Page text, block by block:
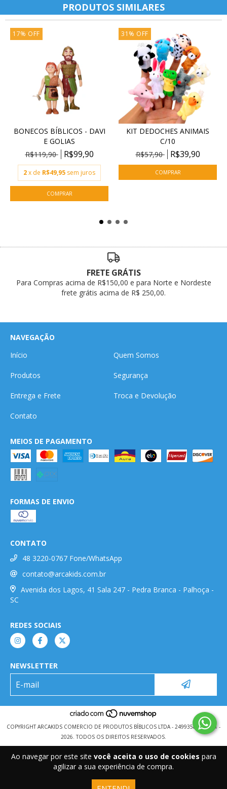
Ao navegar por este site você aceita o uso de cookies para
agilizar a sua experiência de compra.
PRODUTOS SIMILARES
17% OFF
BONECOS BÍBLICOS - DAVI
E GOLIAS
R$119,90
R$99,90
2x de R$49,95 sem juros
31 % OFF
KIT DEDOCHES ANIMAIS
C/10
R$57,90
R$39,90
FRETE GRÁTIS
Para Compras acima de R$150,00 e para Norte e Nordeste
frete grátis acima de R$ 250,00.
NAVEGAÇÃO
Início
Quem Somos
Produtos Segurança
Entrega e Frete Troca e Devolução
Contato
MEIOS DE PAGAMENTO
FORMAS DE ENVIO
CONTATO
48 3220-0767 Fone/WhatsApp
contato@arcakids.com.br
Avenida dos Lagos, 41 Sala 247 - Pedra Branca - Palhoça -
SC
REDES SOCIAIS
NEWSLETTER
COPYRIGHT ARCAKIDS COMERCIO DE PRODUTOS BÍBLICOS LTDA - 24993584000101 -
2026. TODOS OS DIREITOS RESERVADOS.